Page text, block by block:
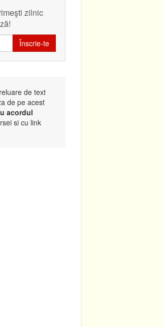
zilnic
Înscrie-te
de text
de pe acest
acordul
si cu link